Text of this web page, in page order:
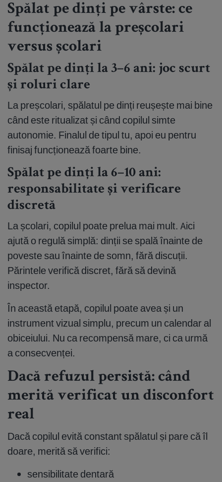
Spălat pe dinți pe vârste: ce
funcționează la preșcolari
versus școlari
Spălat pe dinți la 3–6 ani: joc scurt
și roluri clare
La preșcolari, spălatul pe dinți reușește mai bine
când este ritualizat și când copilul simte
autonomie. Finalul de tipul tu, apoi eu pentru
finisaj funcționează foarte bine.
Spălat pe dinți la 6–10 ani:
responsabilitate și verificare
discretă
La școlari, copilul poate prelua mai mult. Aici
ajută o regulă simplă: dinții se spală înainte de
poveste sau înainte de somn, fără discuții.
Părintele verifică discret, fără să devină
inspector.
În această etapă, copilul poate avea și un
instrument vizual simplu, precum un calendar al
obiceiului. Nu ca recompensă mare, ci ca urmă
a consecvenței.
Dacă refuzul persistă: când
merită verificat un disconfort
real
Dacă copilul evită constant spălatul și pare că îl
doare, merită să verifici:
sensibilitate dentară